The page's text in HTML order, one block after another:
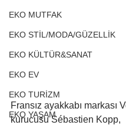
EKO MUTFAK
EKO STİL/MODA/GÜZELLİK
EKO KÜLTÜR&SANAT
EKO EV
EKO TURİZM
EKO YAŞAM
Fransız ayakkabı markası
kurucusu Sébastien Kopp,